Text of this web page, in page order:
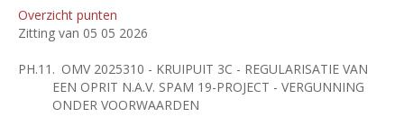
Overzicht punten
Zitting van 05 05 2026
PH.11. OMV 2025310 - KRUIPUIT 3C - REGULARISATIE VAN
EEN OPRIT N.A.V. SPAM 19-PROJECT - VERGUNNING
ONDER VOORWAARDEN